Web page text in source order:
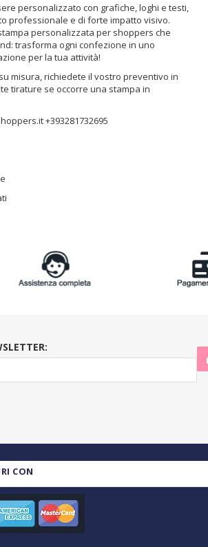
personalizzato con grafiche, loghi e testi,
professionale e di forte impatto visivo.
personalizzata per shoppers che
trasforma ogni confezione in uno
per la tua attività!
misura, richiedete il vostro preventivo in
tirature se occorre una stampa in
+393281732695
CON